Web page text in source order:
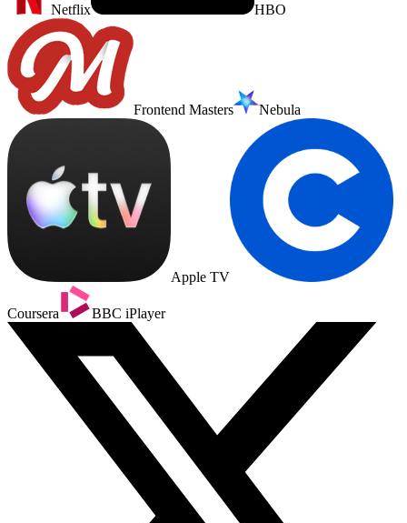
Netflix HBO
Frontend Masters Nebula
Apple TV
Coursera BBC iPlayer